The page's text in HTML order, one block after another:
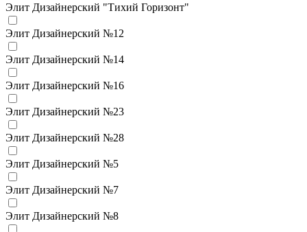
Элит Дизайнерский "Тихий Горизонт"
Элит Дизайнерский №12
Элит Дизайнерский №14
Элит Дизайнерский №16
Элит Дизайнерский №23
Элит Дизайнерский №28
Элит Дизайнерский №5
Элит Дизайнерский №7
Элит Дизайнерский №8